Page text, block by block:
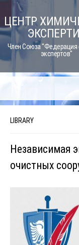
Skip
to
content
ЦЕНТР
Член Союза "Федерация
экспертов"
LIBRARY
Независимая
очистных